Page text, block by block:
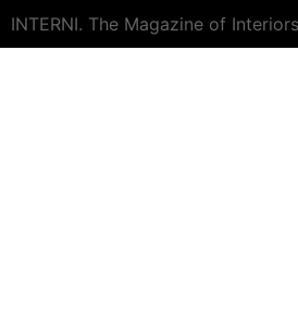
INTERNI. The Magazine of